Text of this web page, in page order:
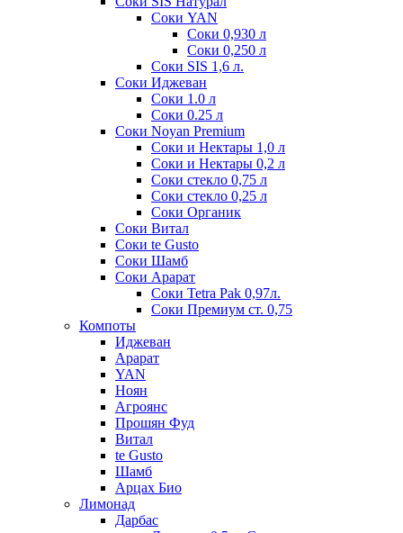
Соки YAN
Соки 0,930 л
Соки 0,250 л
Соки SIS 1,6 л.
Соки Иджеван
Соки 1.0 л
Соки 0.25 л
Соки Noyan Premium
Соки и Нектары 1,0 л
Соки и Нектары 0,2 л
Соки стекло 0,75 л
Соки стекло 0,25 л
Соки Органик
Соки Витал
Соки te Gusto
Соки Шамб
Соки Арарат
Соки Tetra Pak 0,97л.
Соки Премиум ст. 0,75
Компоты
Иджеван
Арарат
YAN
Ноян
Агроянс
Прошян Фуд
Витал
te Gusto
Шамб
Арцах Био
Лимонад
Дарбас